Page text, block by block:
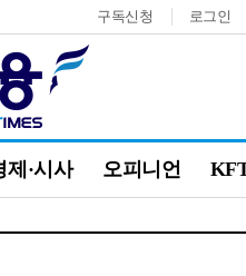
구독신청 로그인
제·시사 오피니언